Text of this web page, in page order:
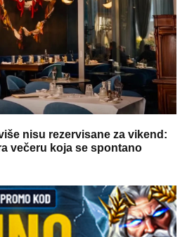
nisu rezervisane za vikend:
večeru koja se spontano